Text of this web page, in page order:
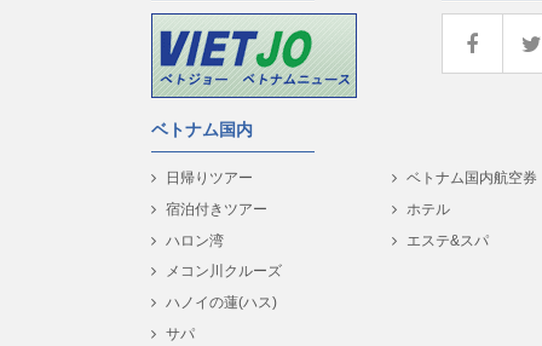
ベトナム国内
日帰りツアー
宿泊付きツアー
ハロン湾
メコン川クルーズ
ハノイの蓮(ハス)
サパ
ベトナム国内航空券
ホテル
エステ&スパ